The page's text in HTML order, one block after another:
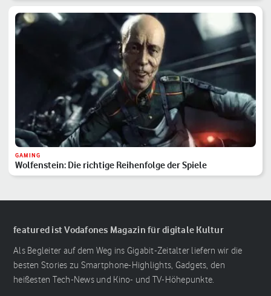
GAMING
Wolfenstein: Die richtige Reihenfolge der Spiele
featured ist Vodafones Magazin für digitale Kultur
Als Begleiter auf dem Weg ins Gigabit-Zeitalter liefern wir die
besten Stories zu Smartphone-Highlights, Gadgets, den
heißesten Tech-News und Kino- und TV-Höhepunkte.